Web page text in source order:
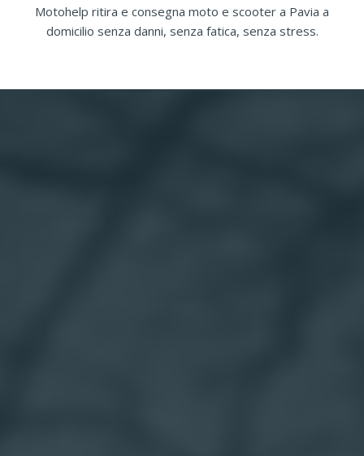
Motohelp ritira e consegna moto e scooter a Pavia a
domicilio senza danni, senza fatica, senza stress.